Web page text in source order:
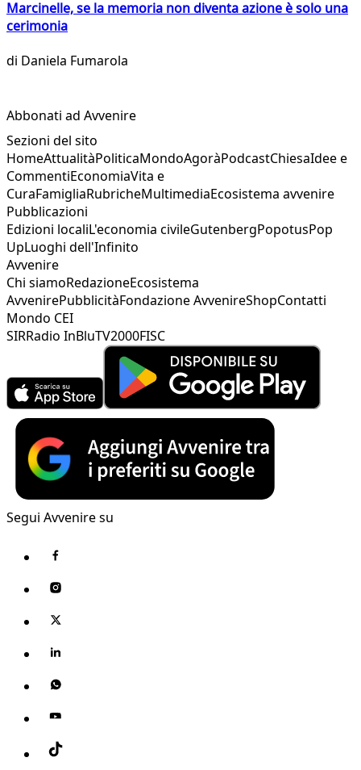
Marcinelle, se la memoria non diventa azione è solo una
cerimonia
di Daniela Fumarola
Abbonati ad Avvenire
Sezioni del sito
HomeAttualitàPoliticaMondoAgoràPodcastChiesaIdee e
CommentiEconomiaVita e
CuraFamigliaRubricheMultimediaEcosistema avvenire
Pubblicazioni
Edizioni localiL'economia civileGutenbergPopotusPop
UpLuoghi dell'Infinito
Avvenire
Chi siamoRedazioneEcosistema
AvvenirePubblicitàFondazione AvvenireShopContatti
Mondo CEI
SIRRadio InBluTV2000FISC
Segui Avvenire su